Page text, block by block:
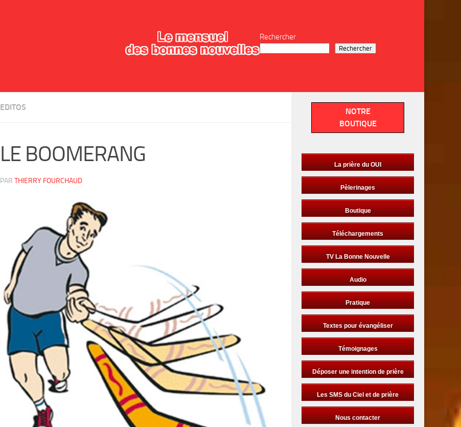
Rechercher
Rechercher
EDITOS
LE BOOMERANG
PAR THIERRY FOURCHAUD
NOTRE
BOUTIQUE
La prière du OUI
Pèlerinages
Boutique
Téléchargements
TV La Bonne Nouvelle
Audio
Pratique
Textes pour évangéliser
Témoignages
Déposer une intention de prière
Les SMS du Ciel et de prière
Nous contacter